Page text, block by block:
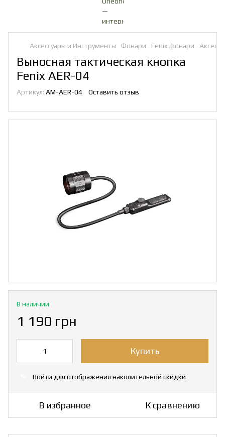
Аксессуары и Инструменты Фонари Fenix фонари
Выносная тактическая кнопка
Fenix ​​AER-04
Артикул: AM-AER-04 Оставить отзыв
В наличии
1 190 грн
Купить
Войти для отображения накопительной скидки
В избранное К сравнению